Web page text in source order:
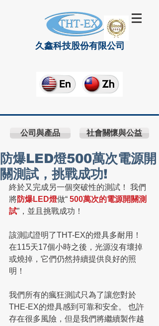
久鑫科技股份有限公司
公司與產品 社會關懷與公益
防爆LED燈500萬次電源開
關測試，挑戰成功!
終於又完成另一個突破性的測試！ 我們
將防爆LED燈做“ 500萬次的電源開關測
試”，並且挑戰成功！
該測試證明了THT-EX的燈具多耐用！
在115天17個小時之後，光源沒有壞掉
或燒掉，它們仍然持續提供良好的照
明！
我們所有的瘋狂測試只為了讓您對於
THE-EX的燈具感到可靠和安全。 也許
存在很多風險，但是我們將繼續製作越